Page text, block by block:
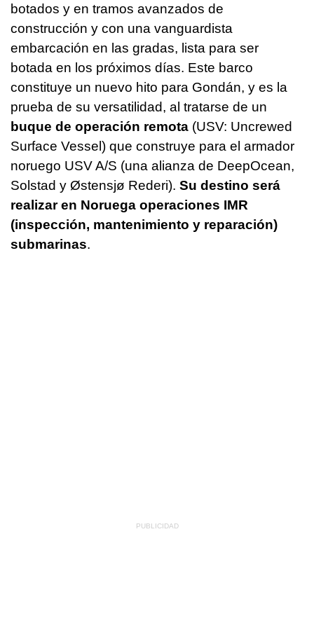
botados y en tramos avanzados de
construcción y con una vanguardista
embarcación en las gradas, lista para ser
botada en los próximos días. Este barco
constituye un nuevo hito para Gondán, y es la
prueba de su versatilidad, al tratarse de un
buque de operación remota (USV: Uncrewed
Surface Vessel) que construye para el armador
noruego USV A/S (una alianza de DeepOcean,
Solstad y Østensjø Rederi). Su destino será
realizar en Noruega operaciones IMR
(inspección, mantenimiento y reparación)
submarinas.